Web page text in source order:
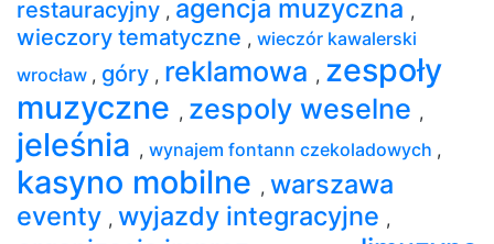
restauracyjny , agencja muzyczna ,
wieczory tematyczne , wieczór kawalerski
wrocław , góry , reklamowa , zespoły
muzyczne , zespoly weselne ,
jeleśnia , wynajem fontann czekoladowych ,
kasyno mobilne , warszawa
eventy , wyjazdy integracyjne ,